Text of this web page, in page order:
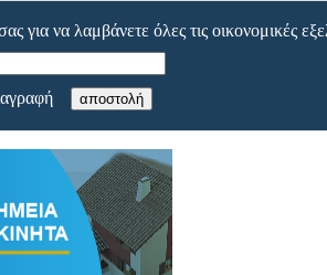
για να λαμβάνετε όλες τις οικονομικές
αποστολή